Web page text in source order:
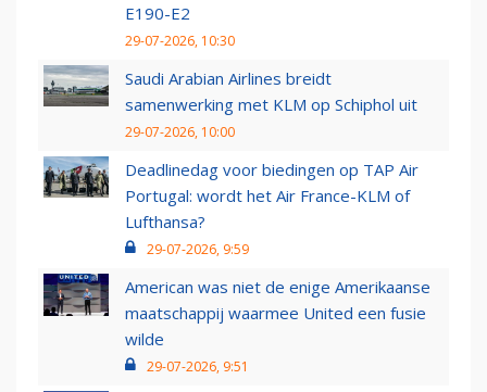
E190-E2
29-07-2026, 10:30
Saudi Arabian Airlines breidt
samenwerking met KLM op Schiphol uit
29-07-2026, 10:00
Deadlinedag voor biedingen op TAP Air
Portugal: wordt het Air France-KLM of
Lufthansa?
29-07-2026, 9:59
American was niet de enige Amerikaanse
maatschappij waarmee United een fusie
wilde
29-07-2026, 9:51